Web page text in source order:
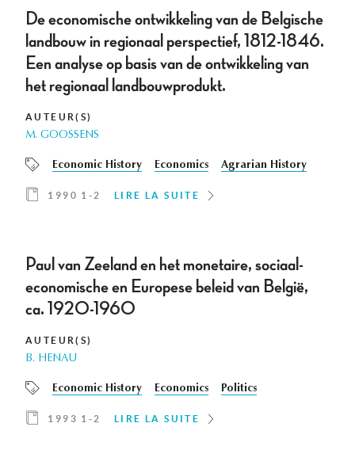
De economische ontwikkeling van de Belgische
landbouw in regionaal perspectief, 1812-1846.
Een analyse op basis van de ontwikkeling van
het regionaal landbouwprodukt.
AUTEUR(S)
M. GOOSSENS
Economic History Economics Agrarian History
1990 1-2 LIRE LA SUITE
Paul van Zeeland en het monetaire, sociaal-
economische en Europese beleid van België,
ca. 1920-1960
AUTEUR(S)
B. HENAU
Economic History Economics Politics
1993 1-2 LIRE LA SUITE